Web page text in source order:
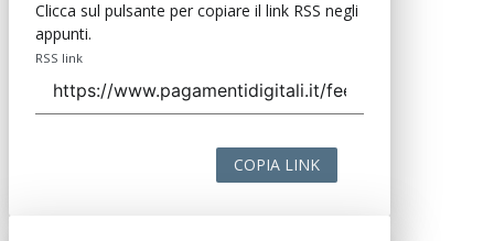
Clicca sul pulsante per copiare il link RSS negli
appunti.
RSS link
COPIA LINK